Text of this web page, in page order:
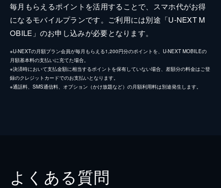
毎月もらえるポイントを活用することで、スマホ代がお得
になるモバイルプランです。ご利用には別途「U-NEXT M
OBILE」のお申し込みが必要となります。
※U-NEXTの月額プラン会員が毎月もらえる1,200円分のポイントを、U-NEXT MOBILEの
月額基本料の支払いに充てた場合。
※決済時において支払金額に相当するポイントを保有していない場合、差額分の料金はご登
録のクレジットカードでのお支払いとなります。
※通話料、SMS通信料、オプション（かけ放題など）の月額利用料は別途発生します。
よくある質問